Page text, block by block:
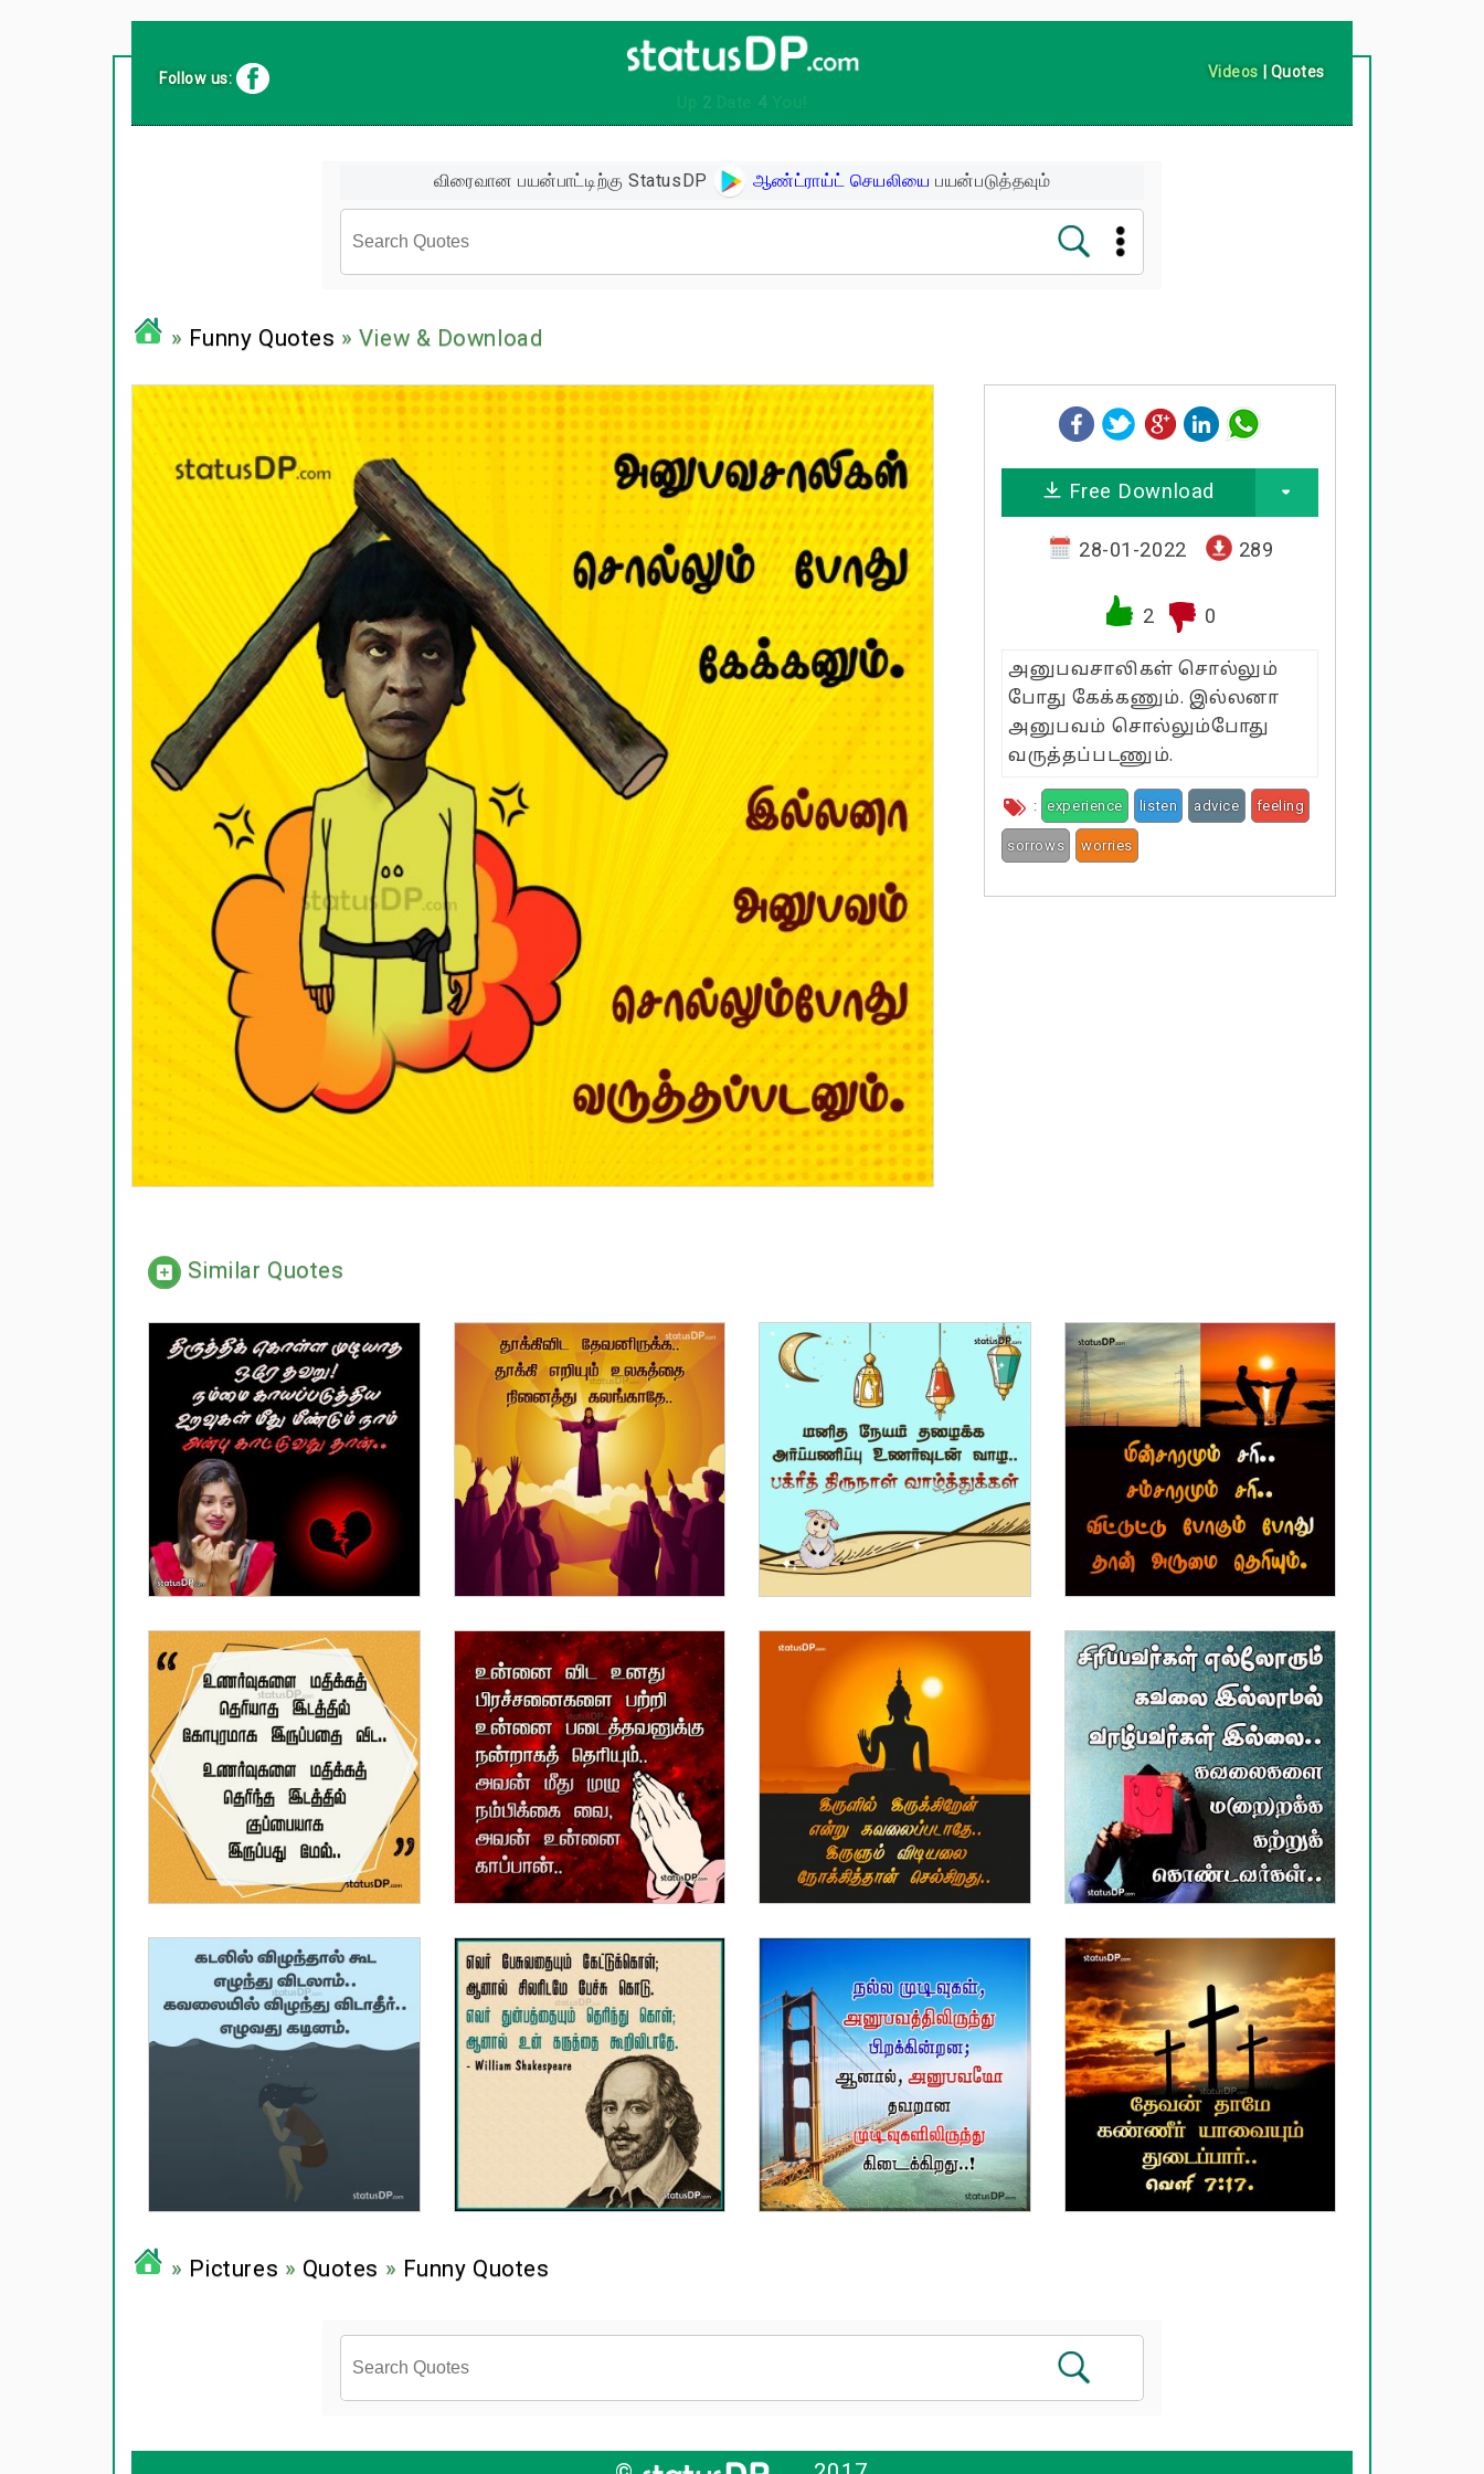
Follow us: Videos | Quotes
விரைவான பயன்பாட்டிற்கு StatusDP ஆண்ட்ராய்ட் செயலியை பயன்படுத்தவும்
பழமொழிகள்
ஊக்கம் / உத்வேக பொன்மொழிகள்
காதல் பொன்மொழிகள்
மகிழ்ச்சி பொன்மொழிகள்
பொதுவான பொன்மொழிகள்
நட்பு பொன்மொழிகள்
சிரிப்பு பொன்மொழிகள்
கடவுள் பொன்மொழிகள்
வாழ்த்து பொன்மொழிகள்
பண்டிகை வாழ்த்துக்கள்
» Funny Quotes » View & Download
Free Download
28-01-2022 289
2 0
அனுபவசாலிகள் சொல்லும்
போது கேக்கணும். இல்லனா
அனுபவம் சொல்லும்போது
வருத்தப்படணும்.
: experience listen advice feeling
sorrows worries
Similar Quotes
» Pictures » Quotes » Funny Quotes